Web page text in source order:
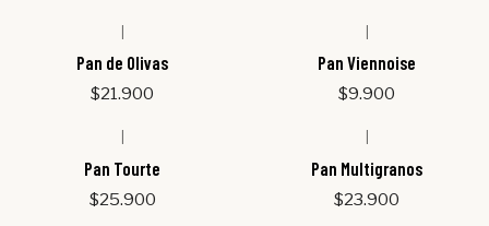
Pan de Olivas
$21.900
Pan Viennoise
$9.900
Pan Tourte
$25.900
Pan Multigranos
$23.900